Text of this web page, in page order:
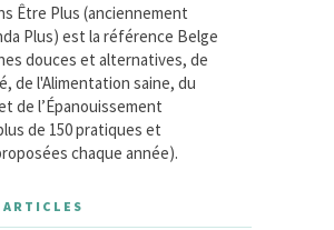
Être Plus (anciennement
Plus) est la référence Belge
douces et alternatives, de
de l'Alimentation saine, du
de l’Épanouissement
de 150 pratiques et
chaque année).
ARTICLES